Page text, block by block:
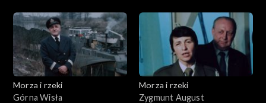
Morza i rzeki
Górna Wisła
Morza i rzeki
Zygmunt August